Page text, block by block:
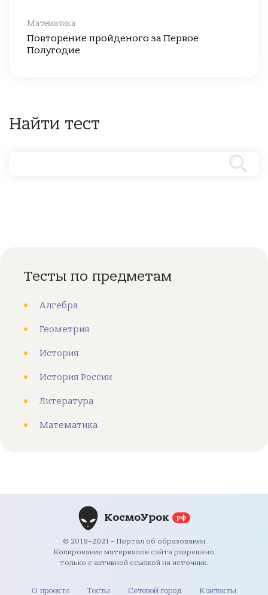
Математика
Повторение пройденого за Первое
Полугодие
Найти тест
Тесты по предметам
Алгебра
Геометрия
История
История России
Литература
Математика
КосмоУрок рф
© 2018–2021 – Портал об образовании
Копирование материалов сайта разрешено
только с активной ссылкой на источник.
О проекте Тесты Сетевой город Контакты